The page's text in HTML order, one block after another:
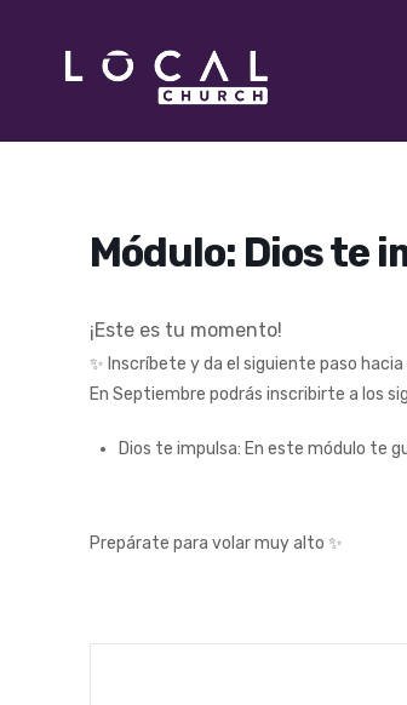
Módulo: Dios te
¡Este es tu momento!
✨ Inscríbete y da el siguiente paso
En Septiembre podrás inscribirte a los
Dios te impulsa: En este módulo te
Prepárate para volar muy alto ✨